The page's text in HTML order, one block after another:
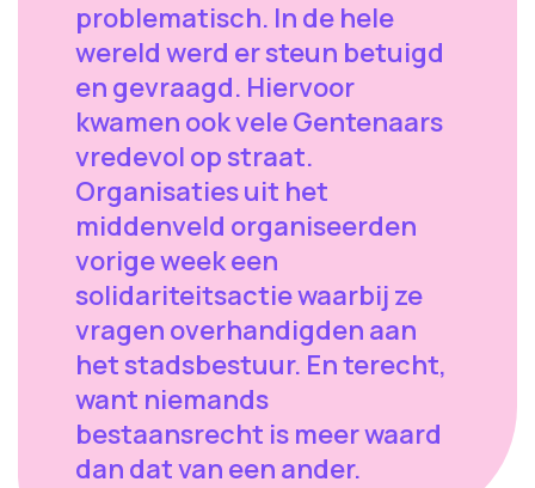
problematisch. In de hele
wereld werd er steun betuigd
en gevraagd. Hiervoor
kwamen ook vele Gentenaars
vredevol op straat.
Organisaties uit het
middenveld organiseerden
vorige week een
solidariteitsactie waarbij ze
vragen overhandigden aan
het stadsbestuur. En terecht,
want niemands
bestaansrecht is meer waard
dan dat van een ander.